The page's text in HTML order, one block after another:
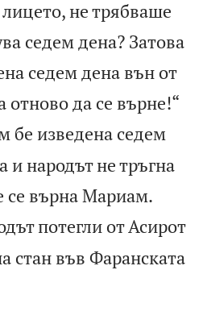
не трябваше
седем дена? Затова
седем дена вън от
отново да се върне!“
бе изведена седем
и народът не тръгна
се върна Мариам.
потегли от Асирот
стан във Фаранската